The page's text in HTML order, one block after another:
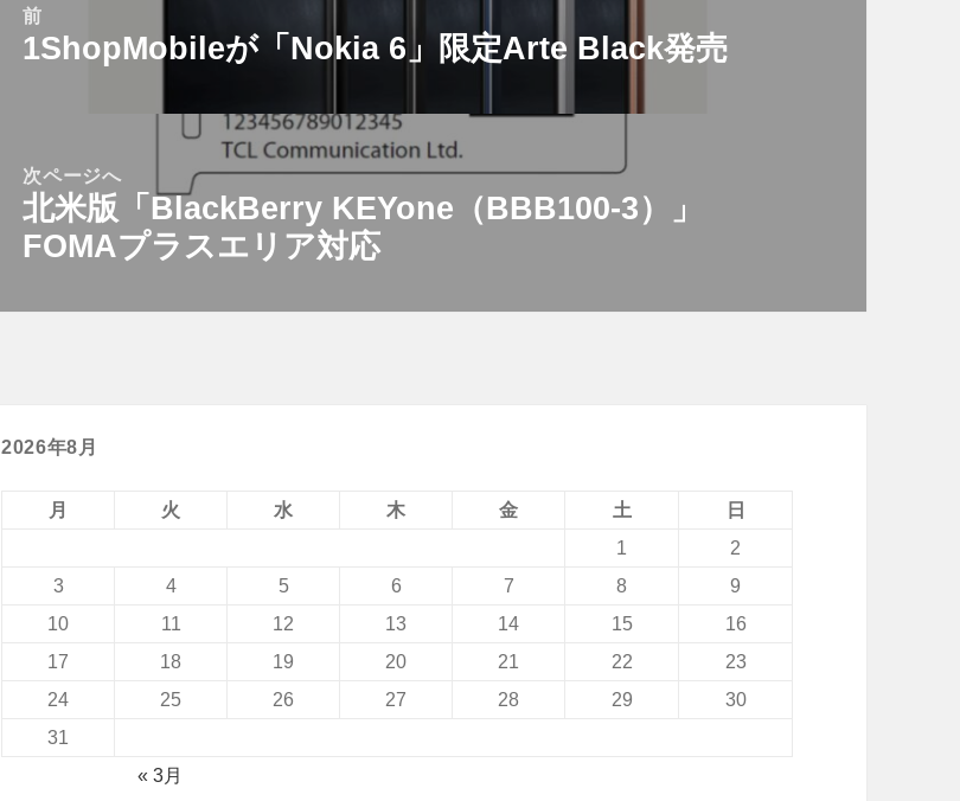
前
前
1ShopMobileが「Nokia 6」限定Arte Black発売
次ページへ
次
の
稿:
北米版「BlackBerry KEYone（BBB100-3）」
FOMAプラスエリア対応
2026年8月
月 火 水 木 金 土
日
1
2
3
4 5 6 7 8
9
10
11 12 13 14 15
16
17
18 19 20 21 22
23
24
25 26 27 28 29
30
31
« 3月